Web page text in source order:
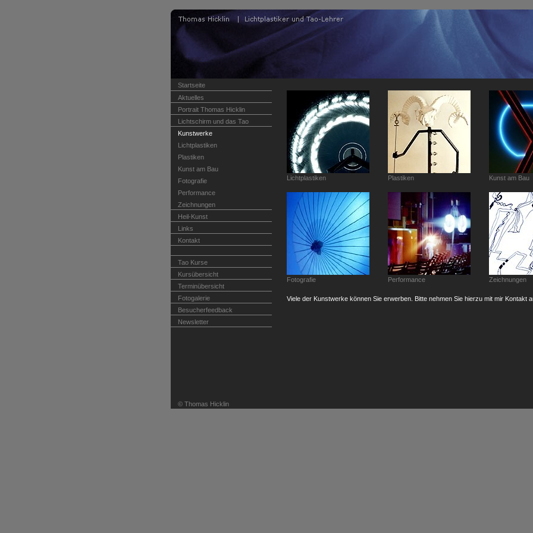
Startseite
Aktuelles
Portrait Thomas Hicklin
Lichtschirm und das Tao
Kunstwerke
Lichtplastiken
Plastiken
Kunst am Bau
Fotografie
Performance
Zeichnungen
Heil-Kunst
Links
Kontakt
Tao Kurse
Kursübersicht
Terminübersicht
Fotogalerie
Besucherfeedback
Newsletter
Lichtplastiken Plastiken Kunst am Bau
Fotografie Performance Zeichnungen
Viele der Kunstwerke können Sie erwerben. Bitte nehmen Sie hierzu mit mir Kontakt
© Thomas Hicklin